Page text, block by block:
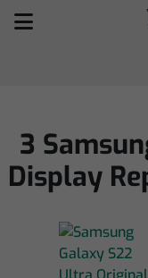
Selbst
3
Display